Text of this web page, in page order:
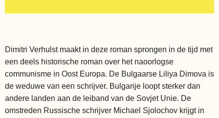
Dimitri Verhulst maakt in deze roman sprongen in de tijd met
een deels historische roman over het naoorlogse
communisme in Oost Europa. De Bulgaarse Liliya Dimova is
de weduwe van een schrijver. Bulgarije loopt sterker dan
andere landen aan de leiband van de Sovjet Unie. De
omstreden Russische schrijver Michael Sjolochov krijgt in